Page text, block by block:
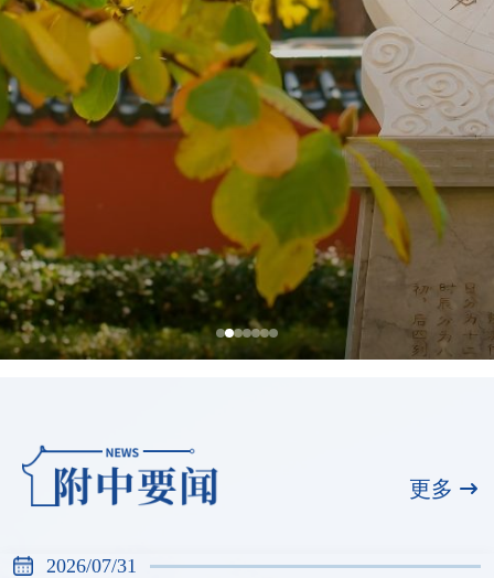
更多
全国展演一等奖，天河合唱团再创佳绩
2026/07/31
2026/07/31